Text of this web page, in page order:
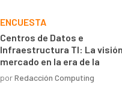
ENCUESTA
Centros de Datos e
Infraestructura TI: La
mercado en la era de la
inteligencia artificial
porRedacción Computing